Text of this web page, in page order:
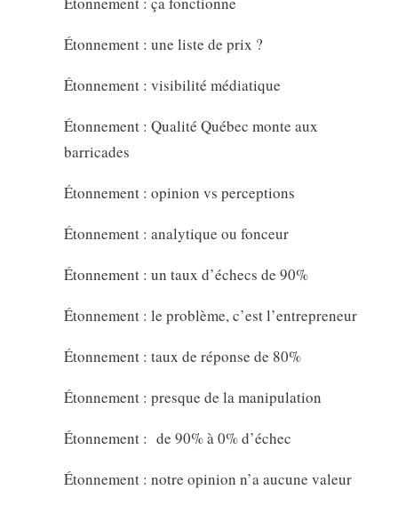
Étonnement : une liste de prix ?
Étonnement : visibilité médiatique
Étonnement : Qualité Québec monte aux
barricades
Étonnement : opinion vs perceptions
Étonnement : analytique ou fonceur
Étonnement : un taux d’échecs de 90%
Étonnement : le problème, c’est l’entrepreneur
Étonnement : taux de réponse de 80%
Étonnement : presque de la manipulation
Étonnement : de 90% à 0% d’échec
Étonnement : notre opinion n’a aucune valeur